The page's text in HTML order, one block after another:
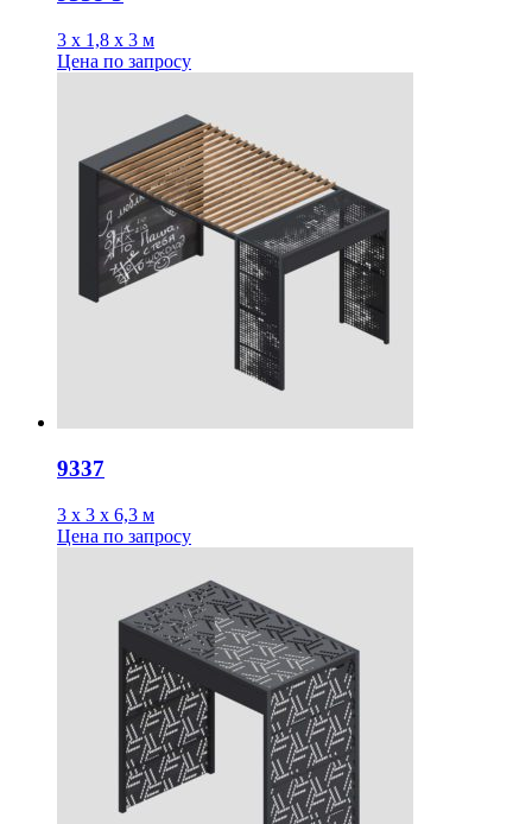
3 х 1,8 х 3 м
Цена по запросу
9337
3 х 3 х 6,3 м
Цена по запросу